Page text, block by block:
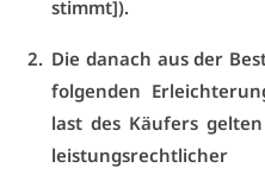
stimmt]).
Die da­nach aus der
fol­gen­den
last des Käu­fers
leis­tungs­recht­li­cher